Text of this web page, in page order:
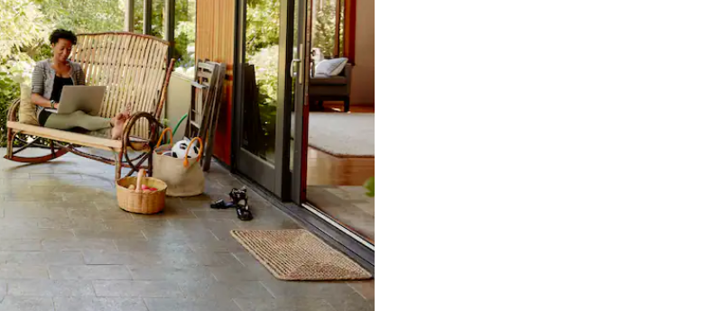
juu na chini au uchunguze kwa kugusa au kutelezesha kidole kwenye ishara.